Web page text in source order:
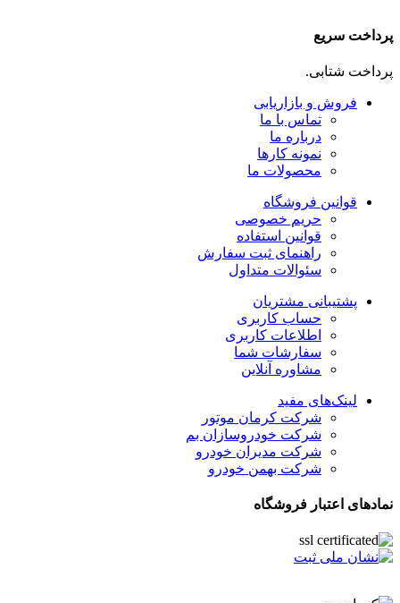
پرداخت سریع
پرداخت شتابی.
فروش و بازاریابی
تماس با ما
درباره ما
نمونه کارها
محصولات ما
قوانین فروشگاه
حریم خصوصی
قوانین استفاده
راهنمای ثبت سفارش
سئوالات متداول
پشتیبانی مشتریان
حساب کاربری
اطلاعات کاربری
سفارشات شما
مشاوره آنلاین
لینک‌های مفید
شرکت کرمان موتور
شرکت خودروسازان بم
شرکت مدیران خودرو
شرکت بهمن خودرو
نمادهای اعتبار فروشگاه